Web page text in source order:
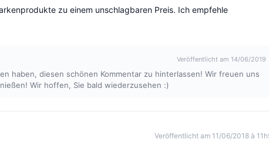
zu einem unschlagbaren Preis. Ich empfehle
Veröffentlicht am 14/06/2019
haben, diesen schönen Kommentar zu hinterlassen! Wir freuen uns
Wir hoffen, Sie bald wiederzusehen :)
Veröffentlicht am 11/06/2018 à